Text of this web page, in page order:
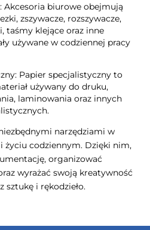
Akcesoria biurowe obejmują
zszywacze, rozszywacze,
taśmy klejące oraz inne
używane w codziennej pracy
Papier specjalistyczny to
używany do druku,
laminowania oraz innych
narzędziami w
życiu codziennym. Dzięki nim,
organizować
wyrażać swoją kreatywność
sztukę i rękodzieło.